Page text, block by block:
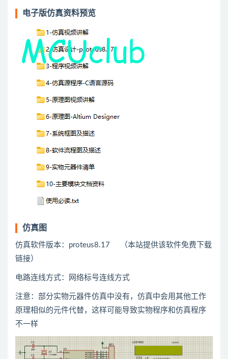
电子版仿真资料预览
仿真图
仿真软件版本：proteus8.17 （本站提供该软件免费下载
链接）
电路连线方式：网络标号连线方式
注意：部分实物元器件仿真中没有，仿真中会用其他工作
原理相似的元件代替，这样可能导致实物程序和仿真程序
不一样